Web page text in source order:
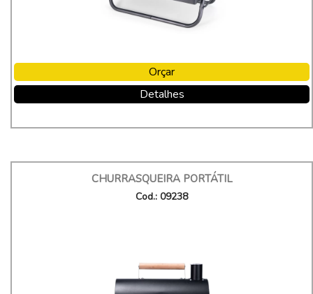
Orçar
Detalhes
CHURRASQUEIRA PORTÁTIL
Cod.: 09238